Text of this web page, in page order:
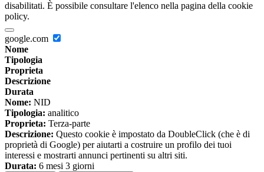
disabilitati. È possibile consultare l'elenco nella pagina della cookie
policy.
google.com
Nome
Tipologia
Proprieta
Descrizione
Durata
Nome: NID
Tipologia: analitico
Proprieta: Terza-parte
Descrizione: Questo cookie è impostato da DoubleClick (che è di
proprietà di Google) per aiutarti a costruire un profilo dei tuoi
interessi e mostrarti annunci pertinenti su altri siti.
Durata: 6 mesi 3 giorni